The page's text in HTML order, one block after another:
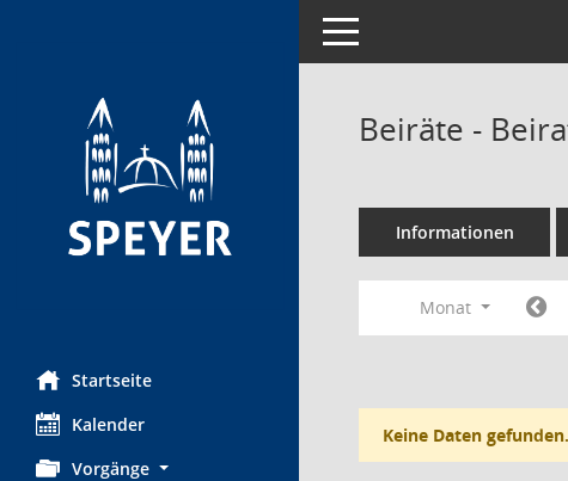
Startseite
Kalender
Vorgänge
Toggle navigation
Beiräte -
Informationen
Monat
Keine Daten gefunden.